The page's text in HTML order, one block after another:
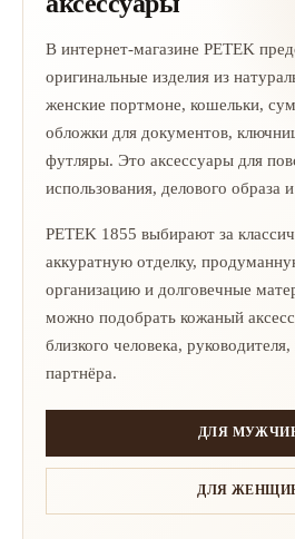
В интернет-магазине PETEK
оригинальные изделия из
женские портмоне, кошельки,
обложки для документов,
футляры. Это аксессуары для
использования, делового образа
PETEK 1855 выбирают за
аккуратную отделку,
организацию и долговечные
можно подобрать кожаный
близкого человека,
партнёра.
ДЛЯ
ДЛЯ